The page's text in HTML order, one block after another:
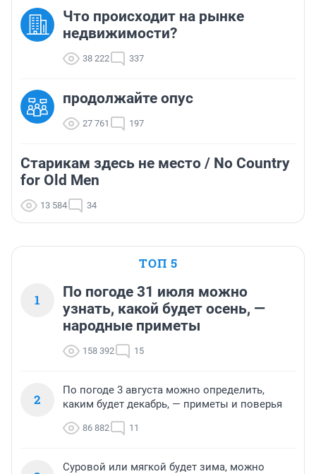
Что происходит на рынке
недвижимости?
38 222 337
продолжайте опус
27 761 197
Старикам здесь не место / No Country
for Old Men
13 584 34
ТОП 5
1
По погоде 31 июля можно
узнать, какой будет осень, —
народные приметы
158 392 15
2
По погоде 3 августа можно определить,
каким будет декабрь, — приметы и поверья
86 882 11
Суровой или мягкой будет зима, можно